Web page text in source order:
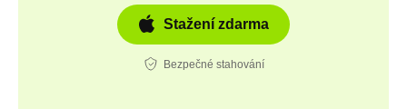
Stažení zdarma
Bezpečné stahování